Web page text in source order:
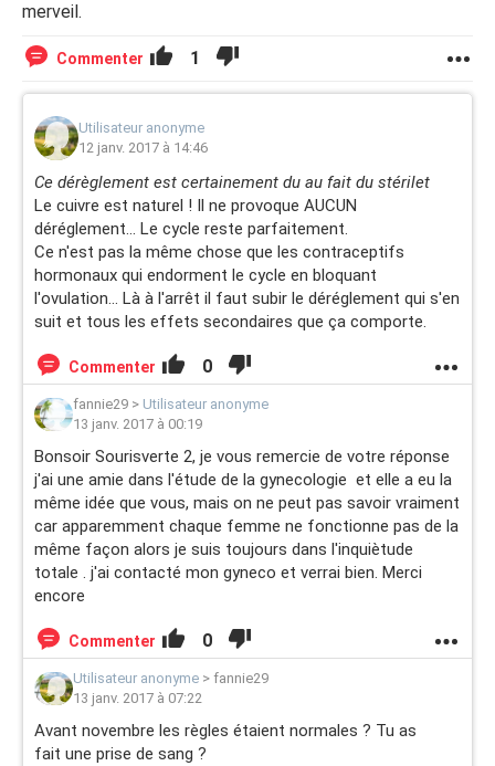
merveil.
Commenter 1
Utilisateur anonyme
12 janv. 2017 à 14:46
Ce dérèglement est certainement du au fait du stérilet
Le cuivre est naturel ! Il ne provoque AUCUN
déréglement... Le cycle reste parfaitement.
Ce n'est pas la même chose que les contraceptifs
hormonaux qui endorment le cycle en bloquant
l'ovulation... Là à l'arrêt il faut subir le déréglement qui s'en
suit et tous les effets secondaires que ça comporte.
Commenter 0
fannie29 > Utilisateur anonyme
13 janv. 2017 à 00:19
Bonsoir Sourisverte 2, je vous remercie de votre réponse
j'ai une amie dans l'étude de la gynecologie et elle a eu la
même idée que vous, mais on ne peut pas savoir vraiment
car apparemment chaque femme ne fonctionne pas de la
même façon alors je suis toujours dans l'inquiètude
totale . j'ai contacté mon gyneco et verrai bien. Merci
encore
Commenter 0
Utilisateur anonyme > fannie29
13 janv. 2017 à 07:22
Avant novembre les règles étaient normales ? Tu as
fait une prise de sang ?